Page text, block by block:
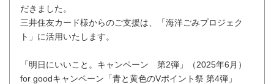
だきました。
三井住友カード様からのご支援は、「海洋ごみプロジェク
ト」に活用いたします。
「明日にいいこと。キャンペーン 第2弾」（2025年6月）
for goodキャンペーン「青と黄色のVポイント祭 第4弾」